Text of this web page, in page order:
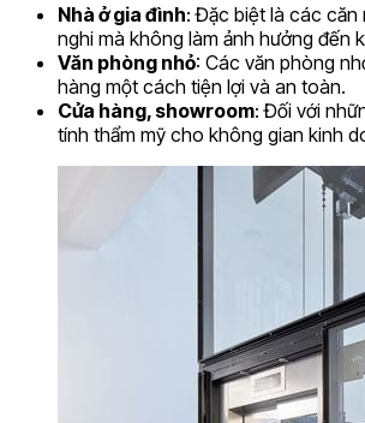
Nhà ở gia đình: Đặc biệt là các căn
nghi mà không làm ảnh hưởng đến
Văn phòng nhỏ: Các văn phòng
hàng một cách tiện lợi và an toàn.
Cửa hàng, showroom: Đối với
tính thẩm mỹ cho không gian kinh